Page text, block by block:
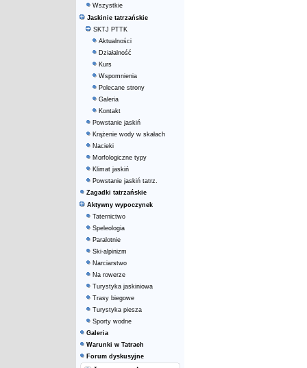
Wszystkie
Jaskinie tatrzańskie
SKTJ PTTK
Aktualności
Działalność
Kurs
Wspomnienia
Polecane strony
Galeria
Kontakt
Powstanie jaskiń
Krążenie wody w skałach
Nacieki
Morfologiczne typy
Klimat jaskiń
Powstanie jaskiń tatrz.
Zagadki tatrzańskie
Aktywny wypoczynek
Taternictwo
Speleologia
Paralotnie
Ski-alpinizm
Narciarstwo
Na rowerze
Turystyka jaskiniowa
Trasy biegowe
Turystyka piesza
Sporty wodne
Galeria
Warunki w Tatrach
Forum dyskusyjne